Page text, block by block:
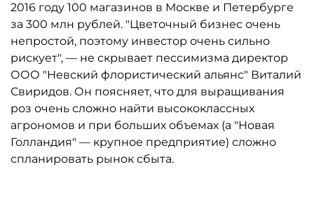
2016 году 100 магазинов в Москве и Петербурге
за 300 млн рублей. "Цветочный бизнес очень
непростой, поэтому инвестор очень сильно
рискует", — не скрывает пессимизма директор
ООО "Невский флористический альянс" Виталий
Свиридов. Он поясняет, что для выращивания
роз очень сложно найти высококлассных
агрономов и при больших объемах (а "Новая
Голландия" — крупное предприятие) сложно
спланировать рынок сбыта.